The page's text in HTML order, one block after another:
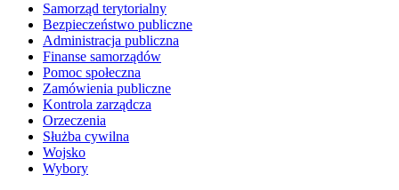
Samorząd terytorialny
Bezpieczeństwo publiczne
Administracja publiczna
Finanse samorządów
Pomoc społeczna
Zamówienia publiczne
Kontrola zarządcza
Orzeczenia
Służba cywilna
Wojsko
Wybory